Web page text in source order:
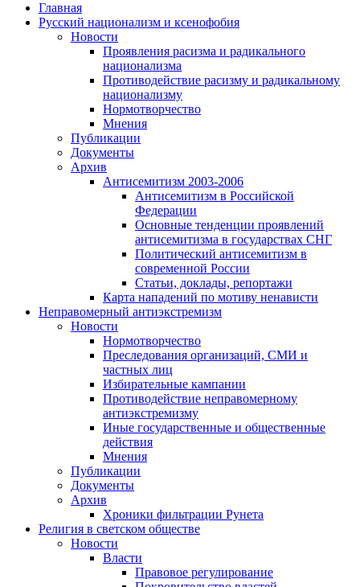
Главная
Русский национализм и ксенофобия
Новости
Проявления расизма и радикального
национализма
Противодействие расизму и радикальному
национализму
Нормотворчество
Мнения
Публикации
Документы
Архив
Антисемитизм 2003-2006
Антисемитизм в Российской
Федерации
Основные тенденции проявлений
антисемитизма в государствах СНГ
Политический антисемитизм в
современной России
Статьи, доклады, репортажи
Карта нападений по мотиву ненависти
Неправомерный антиэкстремизм
Новости
Нормотворчество
Преследования организаций, СМИ и
частных лиц
Избирательные кампании
Противодействие неправомерному
антиэкстремизму
Иные государственные и общественные
действия
Мнения
Публикации
Документы
Архив
Хроники фильтрации Рунета
Религия в светском обществе
Новости
Власти
Правовое регулирование